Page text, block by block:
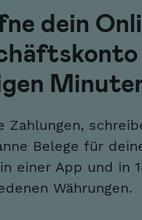
dein
Zahlungen,
Belege für
einer App und in
Währungen.